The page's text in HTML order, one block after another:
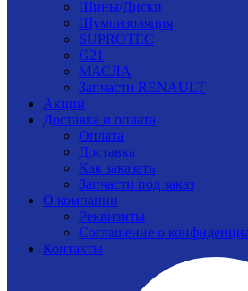
Шины/Диски
Шумоизоляция
SUPROTEC
G21
МАСЛА
Запчасти RENAULT
Акции
Доставка и оплата
Оплата
Доставка
Как заказать
Запчасти под заказ
О компании
Реквизиты
Соглашение о
Контакты